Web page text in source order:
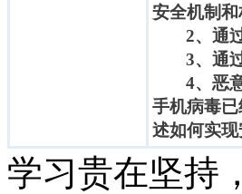
安全机制和
2、通
3、通
4、恶
手机病毒
述如何实
学习贵在坚持